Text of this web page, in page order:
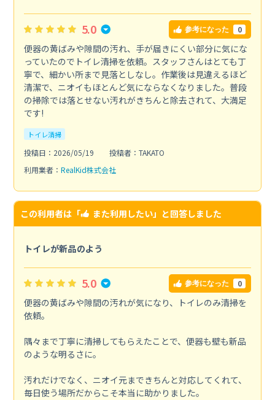
5.0 参考になった 0
便器の黄ばみや隙間の汚れ、手が届きにくい部分に気にな
っていたのでトイレ清掃を依頼。スタッフさんはとても丁
寧で、細かい所まで見落としなし。作業後は見違えるほど
清潔で、ニオイもほとんど気にならなくなりました。普段
の掃除では落とせない汚れがきちんと除去されて、大満足
です!
トイレ清掃
投稿日：2026/05/19
投稿者：TAKATO
利用業者： RealKid株式会社
この利用者は「 また利用したい」と回答しました
トイレが新品のよう
5.0 参考になった 0
便器の黄ばみや隙間の汚れが気になり、トイレのみ清掃を
依頼。
隅々まで丁寧に清掃してもらえたことで、便器も壁も新品
のような明るさに。
汚れだけでなく、ニオイ元まできちんと対応してくれて、
毎日使う場所だからこそ本当に助かりました。